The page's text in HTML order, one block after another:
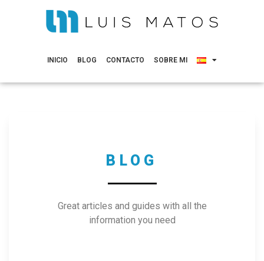
INICIO BLOG CONTACTO SOBRE MI
BLOG
Great articles and guides with all the
information you need